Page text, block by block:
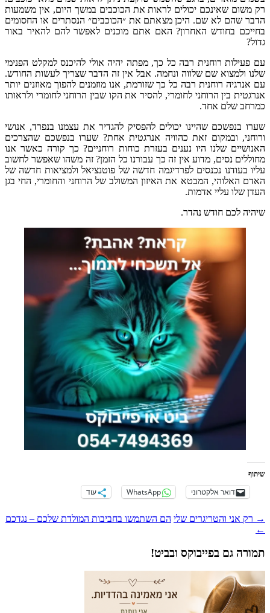
לראות את הכוכבים במשך היום,אין משמעות
.היכן מצאתם את ״הכוכבים״ הנסתרים או החסומים
? האם אתם מוכנים לאפשר להם להאיר באור
רבה כל כך,מפתה יהיה אולי להיכנס למקלט הפנימי
ונחמה. אבל אין זה הדבר שצריך לעשות החודש.
רבה כל כך שזורמת,אנו מוזמנים להפוך מאוזנים יותר
לחומרי,להסיר את הקו שבין הרוחני לחומרי ולראותו
יכולים להפסיק להגדיר את עצמנו בנפרד ,אנושי
כהוויה אנרגטית אחת? שערו בנפשכם שהצרכים
נענים בעזרת כוחות רוחניים?כך קורה כאשר אנו
אין זה כך עבורנו כל הזמן ?זה משהו שאפשר לחשוב
לפרדיגמה חדשה של פוטנציאל ולמציאות חדשה של
את האיזון המשולב של הרוחני והחומרי,החי בגן
.
.
WhatsApp עוד
שלי הם השתמשו בחביבות המולדת שלכם – נגדכם
ובביט!